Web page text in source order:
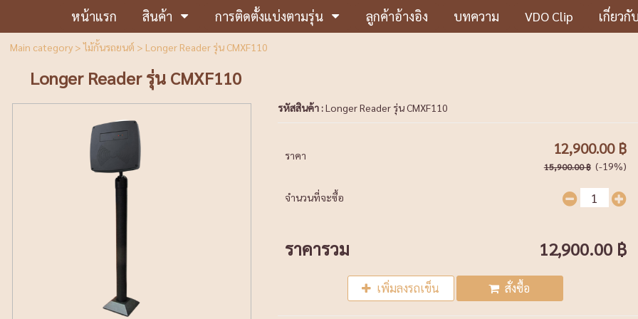
หน้าแรก สินค้า การติดตั้งแบ่งตามรุ่น ลูกค้าอ้างอิง บทความ VDO Clip เกี่ยวกั
Main category>ไม้กั้นรถยนต์ > Longer Reader รุ่น CMXF110
Longer Reader รุ่น CMXF110
รหัสสินค้า :Longer Reader รุ่น CMXF110
ราคา 12,900.00 ฿
15,900.00 ฿ (-19%)
จำนวนที่จะซื้อ
ราคารวม 12,900.00 ฿
เพิ่มลงรถเข็น สั่งซื้อ